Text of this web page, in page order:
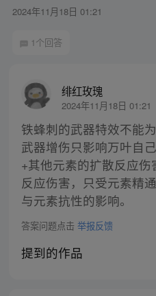
2024年11月18日 01:21
1个回答
绯红玫瑰
2024年11月18日 01:21
铁蜂刺的武器特效不能
武器增伤只影响万叶自
+其他元素的扩散反应
反应伤害，只受元素精
与元素抗性的影响。
答案问题点击 举报反馈
提到的作品